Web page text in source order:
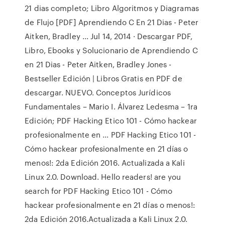
21 dias completo; Libro Algoritmos y Diagramas
de Flujo [PDF] Aprendiendo C En 21 Dias - Peter
Aitken, Bradley ... Jul 14, 2014 · Descargar PDF,
Libro, Ebooks y Solucionario de Aprendiendo C
en 21 Dias - Peter Aitken, Bradley Jones -
Bestseller Edición | Libros Gratis en PDF de
descargar. NUEVO. Conceptos Jurídicos
Fundamentales – Mario I. Álvarez Ledesma – 1ra
Edición; PDF Hacking Etico 101 - Cómo hackear
profesionalmente en ... PDF Hacking Etico 101 -
Cómo hackear profesionalmente en 21 días o
menos!: 2da Edición 2016. Actualizada a Kali
Linux 2.0. Download. Hello readers! are you
search for PDF Hacking Etico 101 - Cómo
hackear profesionalmente en 21 días o menos!:
2da Edición 2016.Actualizada a Kali Linux 2.0.